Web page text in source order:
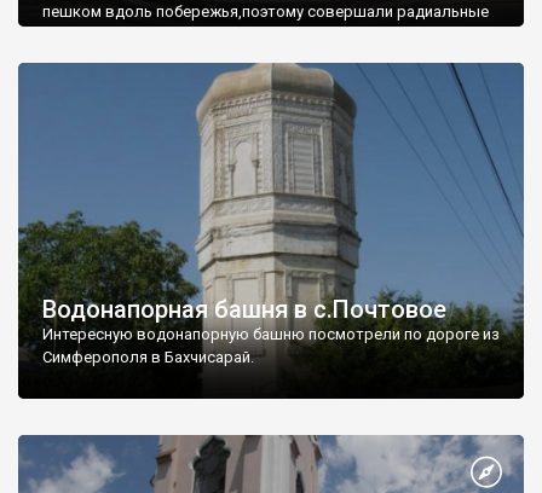
пешком вдоль побережья,поэтому совершали радиальные
Водонапорная башня в с.Почтовое
Интересную водонапорную башню посмотрели по дороге из
Симферополя в Бахчисарай.